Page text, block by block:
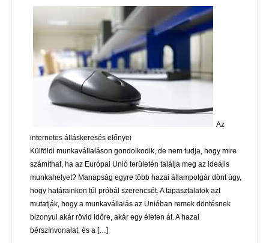
Az
internetes álláskeresés előnyei
Külföldi munkavállaláson gondolkodik, de nem tudja, hogy mire
számíthat, ha az Európai Unió területén találja meg az ideális
munkahelyet? Manapság egyre több hazai állampolgár dönt úgy,
hogy határainkon túl próbál szerencsét. A tapasztalatok azt
mutatják, hogy a munkavállalás az Unióban remek döntésnek
bizonyul akár rövid időre, akár egy életen át. A hazai
bérszínvonalat, és a […]